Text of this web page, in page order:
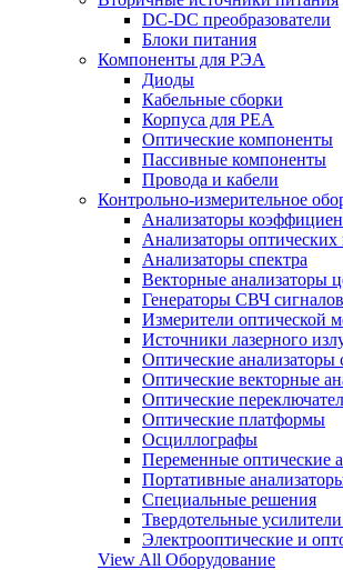
DC-DC преобразователи
Блоки питания
Компоненты для РЭА
Диоды
Кабельные сборки
Корпуса для РЕА
Оптические компоненты
Пассивные компоненты
Провода и кабели
Контрольно-измерительное
Анализаторы
Анализаторы оптических
Анализаторы спектра
Векторные анализаторы
Генераторы СВЧ сигналов
Измерители оптической
Источники лазерного
Оптические анализаторы
Оптические векторные
Оптические
Оптические платформы
Осциллографы
Переменные оптические
Портативные
Специальные решения
Твердотельные
Электрооптические и
View All Оборудование